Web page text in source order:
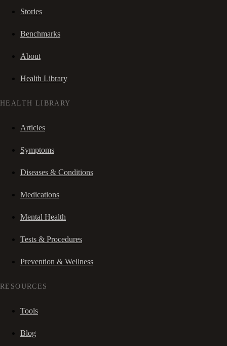
Stories
Benchmarks
About
Health Library
HEALTH LIBRARY
Articles
Symptoms
Diseases & Conditions
Medications
Mental Health
Tests & Procedures
Prevention & Wellness
RESOURCES
Tools
Blog